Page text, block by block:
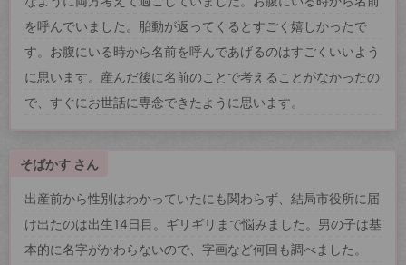
を呼んでいました。胎動が返ってくるとすごく嬉しかったで
す。お腹にいる時から名前を呼んであげるのはすごくいいよう
に思います。産んだ後に名前のことで考えることがなかったの
で、すぐにお世話に専念できたように思います。
そばかす さん
出産前から性別はわかっていたにも関わらず、結局市役所に届
け出たのは出生14日目。ギリギリまで悩みました。男の子は基
本的に名字がかわらないので、字画など何回も調べました。